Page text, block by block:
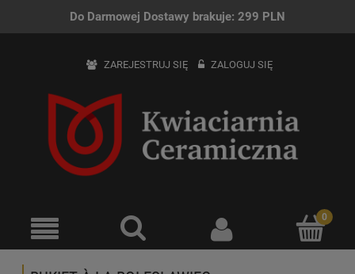
Do Darmowej Dostawy brakuje: 299 PLN
ZAREJESTRUJ SIĘ ZALOGUJ SIĘ